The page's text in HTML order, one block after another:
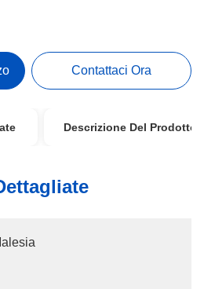
Contattaci Ora
Descrizione Del Prodotto